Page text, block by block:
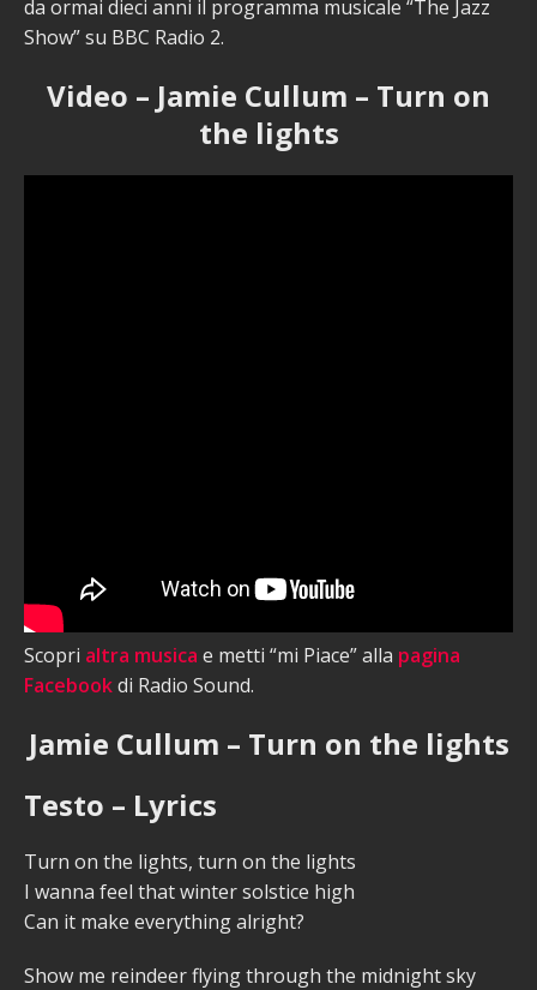
da ormai dieci anni il programma musicale “The Jazz
Show” su BBC Radio 2.
Video – Jamie Cullum – Turn on
the lights
Scopri altra musica e metti “mi Piace” alla pagina
Facebookdi Radio Sound.
Jamie Cullum – Turn on the lights
Testo – Lyrics
Turn on the lights, turn on the lights
I wanna feel that winter solstice high
Can it make everything alright?
Show me reindeer flying through the midnight sky